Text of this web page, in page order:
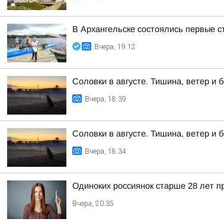
В Архангельске состоялись первые
Вчера, 19:12
Соловки в августе. Тишина, ветер и
Вчера, 18:39
Соловки в августе. Тишина, ветер и
Вчера, 18:34
Одиноких россиянок старше 28 лет
Вчера, 20:35